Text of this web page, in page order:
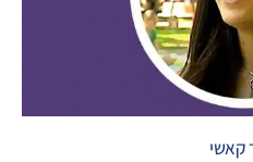
קאשי